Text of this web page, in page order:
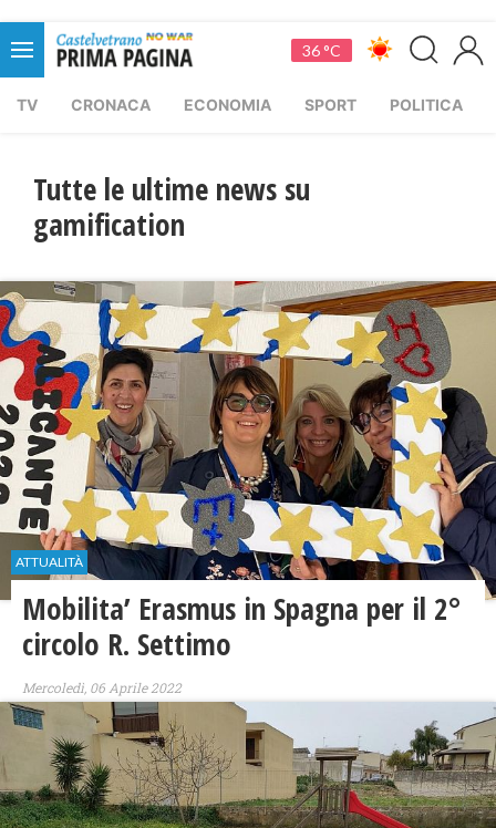
36 °C
TV CRONACA ECONOMIA SPORT POLITICA
Tutte le ultime news su
gamification
ATTUALITÀ
Mobilita’ Erasmus in Spagna per il 2°
circolo R. Settimo
Mercoledì, 06 Aprile 2022